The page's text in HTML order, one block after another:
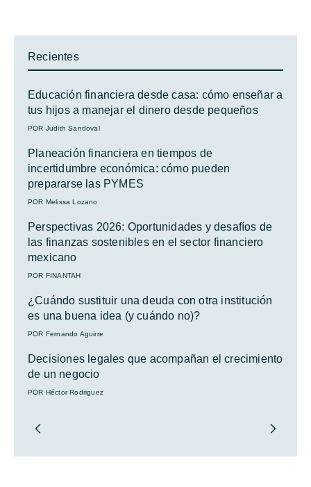
Recientes
Educación financiera desde casa: cómo enseñar a
tus hijos a manejar el dinero desde pequeños
POR Judith Sandoval
Planeación financiera en tiempos de
incertidumbre económica: cómo pueden
prepararse las PYMES
POR Melissa Lozano
Perspectivas 2026: Oportunidades y desafíos de
las finanzas sostenibles en el sector financiero
mexicano
POR FINANTAH
¿Cuándo sustituir una deuda con otra institución
es una buena idea (y cuándo no)?
POR Fernando Aguirre
Decisiones legales que acompañan el crecimiento
de un negocio
POR Héctor Rodriguez